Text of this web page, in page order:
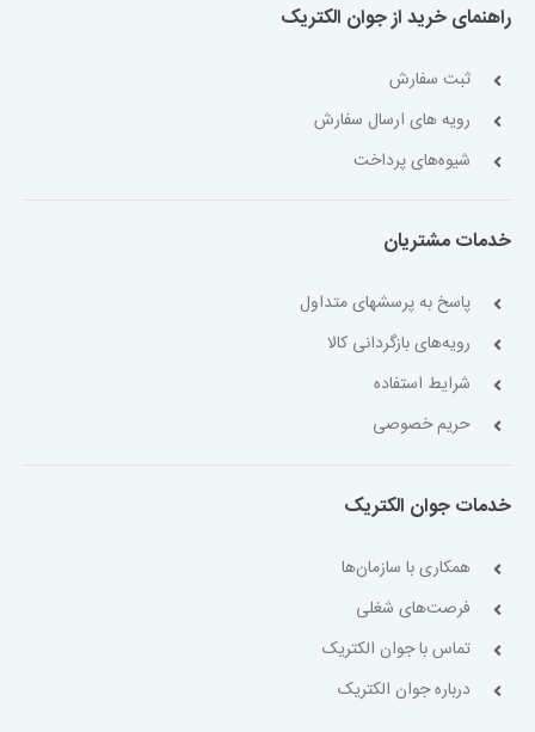
راهنمای خرید از جوان الکتریک
ثبت سفارش
رویه های ارسال سفارش
شیوه‌های پرداخت
خدمات مشتریان
پاسخ به پرسشهای متداول
رویه‌های بازگردانی کالا
شرایط استفاده
حریم خصوصی
خدمات جوان الکتریک
همکاری با سازمان‌ها
فرصت‌های شغلی
تماس با جوان الکتریک
درباره جوان الکتریک